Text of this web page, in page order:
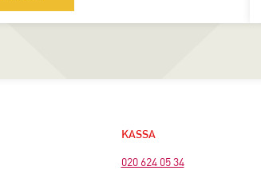
KASSA
020 624 05 34